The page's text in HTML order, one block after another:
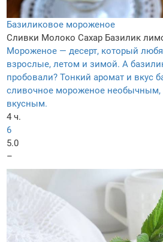
Базиликовое мороженое
Сливки Молоко Сахар Базилик
Мороженое — десерт, который
взрослые, летом и зимой. А
пробовали? Тонкий аромат и вкус
сливочное мороженое необычным,
вкусным.
4 ч.
6
5.0
–